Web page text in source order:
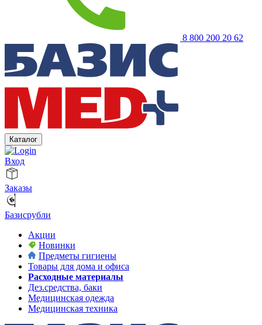
8 800 200 20 62
Каталог
Вход
Заказы
Базисрубли
Акции
Новинки
Предметы гигиены
Товары для дома и офиса
Расходные материалы
Дез.средства, баки
Медицинская одежда
Медицинская техника